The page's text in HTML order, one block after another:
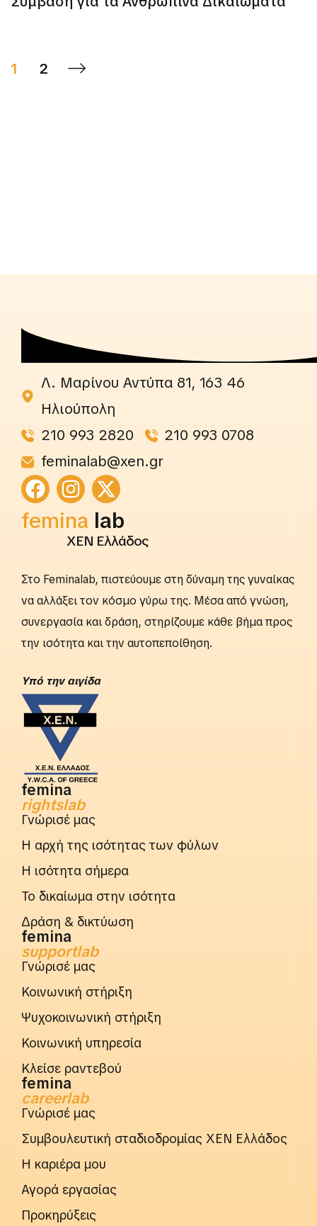
1 2
Λ. Μαρίνου Αντύπα 81, 163 46
Ηλιούπολη
210 993 2820
210 993 0708
feminalab@xen.gr
femina rightslab
ΧΕΝ Ελλάδος
Στο Feminalab, πιστεύουμε στη δύναμη της γυναίκας
να αλλάξει τον κόσμο γύρω της. Μέσα από γνώση,
συνεργασία και δράση, στηρίζουμε κάθε βήμα προς
την ισότητα και την αυτοπεποίθηση.
Yπό την αιγίδα
femina
rightslab
Γνώρισέ μας
Η αρχή της ισότητας των φύλων
Η ισότητα σήμερα
Το δικαίωμα στην ισότητα
Δράση & δικτύωση
femina
supportlab
Γνώρισέ μας
Κοινωνική στήριξη
Ψυχοκοινωνική στήριξη
Κοινωνική υπηρεσία
Κλείσε ραντεβού
femina
careerlab
Γνώρισέ μας
Συμβουλευτική σταδιοδρομίας ΧΕΝ Ελλάδος
Η καριέρα μου
Αγορά εργασίας
Προκηρύξεις